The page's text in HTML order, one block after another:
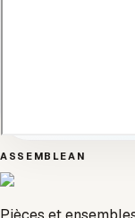
ASSEMBLEAN